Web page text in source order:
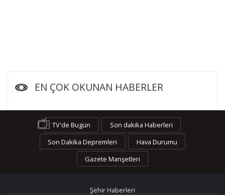
EN ÇOK OKUNAN HABERLER
TV'de Bugün
Son dakika Haberleri
Son Dakika Depremleri
Hava Durumu
Gazete Manşetleri
Şehir Haberleri